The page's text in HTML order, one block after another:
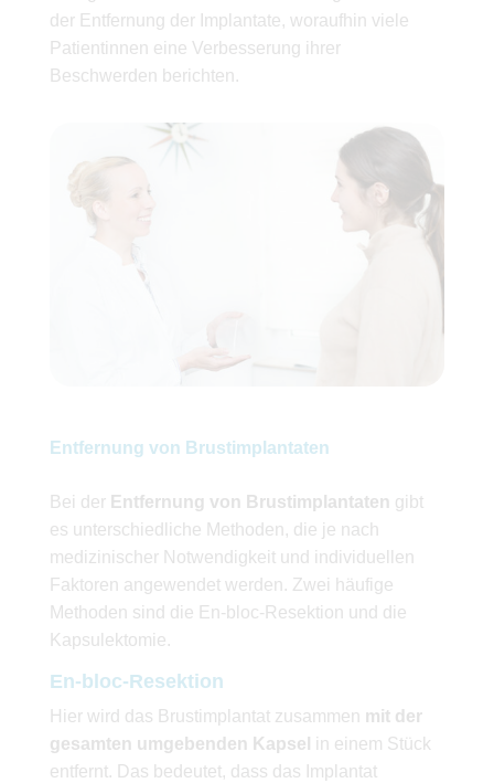
der Entfernung der Implantate, woraufhin viele
Patientinnen eine Verbesserung ihrer
Beschwerden berichten.
Entfernung von Brustimplantaten
Bei der Entfernung von Brustimplantaten gibt
es unterschiedliche Methoden, die je nach
medizinischer Notwendigkeit und individuellen
Faktoren angewendet werden. Zwei häufige
Methoden sind die En-bloc-Resektion und die
Kapsulektomie.
En-bloc-Resektion
Hier wird das Brustimplantat zusammen mit der
gesamten umgebenden Kapsel in einem Stück
entfernt. Das bedeutet, dass das Implantat